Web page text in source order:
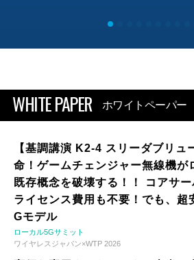
WHITE PAPER ホワイトペーパー
【基調講演 K2-4 スリーダブリュ
命！ゲームチェンジャー無線機が
既存概念を破壊する！！ コアサ
ライセンス費用も不要！でも、
Gモデル
ローカル5Gサミット
ワイヤレスジャパン×WTP 2026